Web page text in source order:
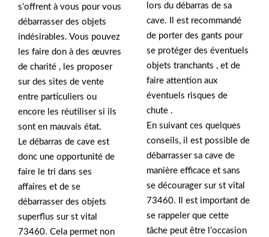
s’offrent à vous pour vous
débarrasser des objets
indésirables. Vous pouvez
les faire don à des œuvres
de charité , les proposer
sur des sites de vente
entre particuliers ou
encore les réutiliser si ils
sont en mauvais état.
Le débarras de cave est
donc une opportunité de
faire le tri dans ses
affaires et de se
débarrasser des objets
superflus sur st vital
73460. Cela permet non
lors du débarras de sa
cave. Il est recommandé
de porter des gants pour
se protéger des éventuels
objets tranchants , et de
faire attention aux
éventuels risques de
chute .
En suivant ces quelques
conseils, il est possible de
débarrasser sa cave de
manière efficace et sans
se décourager sur st vital
73460. Il est important de
se rappeler que cette
tâche peut être l’occasion